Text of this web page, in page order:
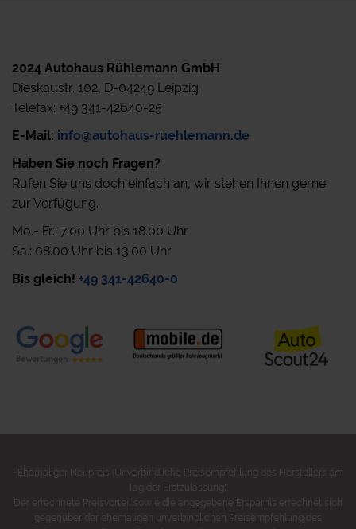
2024 Autohaus Rühlemann GmbH
Dieskaustr. 102, D-04249 Leipzig
Telefax: +49 341-42640-25
E-Mail: info@autohaus-ruehlemann.de
Haben Sie noch Fragen?
Rufen Sie uns doch einfach an, wir stehen Ihnen gerne
zur Verfügung.
Mo.- Fr.: 7.00 Uhr bis 18.00 Uhr
Sa.: 08.00 Uhr bis 13.00 Uhr
Bis gleich! +49 341-42640-0
Ehemaliger Neupreis (Unverbindliche Preisempfehlung des Herstellers am
Tag der Erstzulassung).
Der errechnete Preisvorteil sowie die angegebene Ersparnis errechnet sich
gegenüber der ehemaligen unverbindlichen Preisempfehlung des